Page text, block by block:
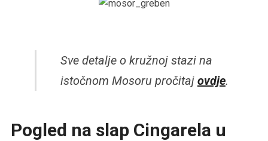
Sve detalje o kružnoj stazi na
istočnom Mosoru pročitaj ovdje.
Pogled na slap Cingarela u